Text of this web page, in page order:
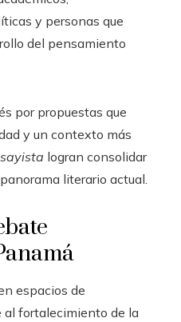
y personas que
del pensamiento
por propuestas que
y un contexto más
logran consolidar
literario actual.
espacios de
fortalecimiento de la